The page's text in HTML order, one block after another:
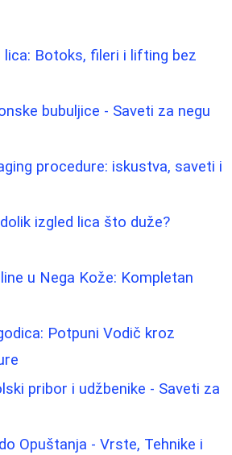
Botoks, fileri i lifting bez
bubuljice - Saveti za negu
procedure: iskustva, saveti i
izgled lica što duže?
u Nega Kože: Kompletan
Potpuni Vodič kroz
pribor i udžbenike - Saveti za
Opuštanja - Vrste, Tehnike i